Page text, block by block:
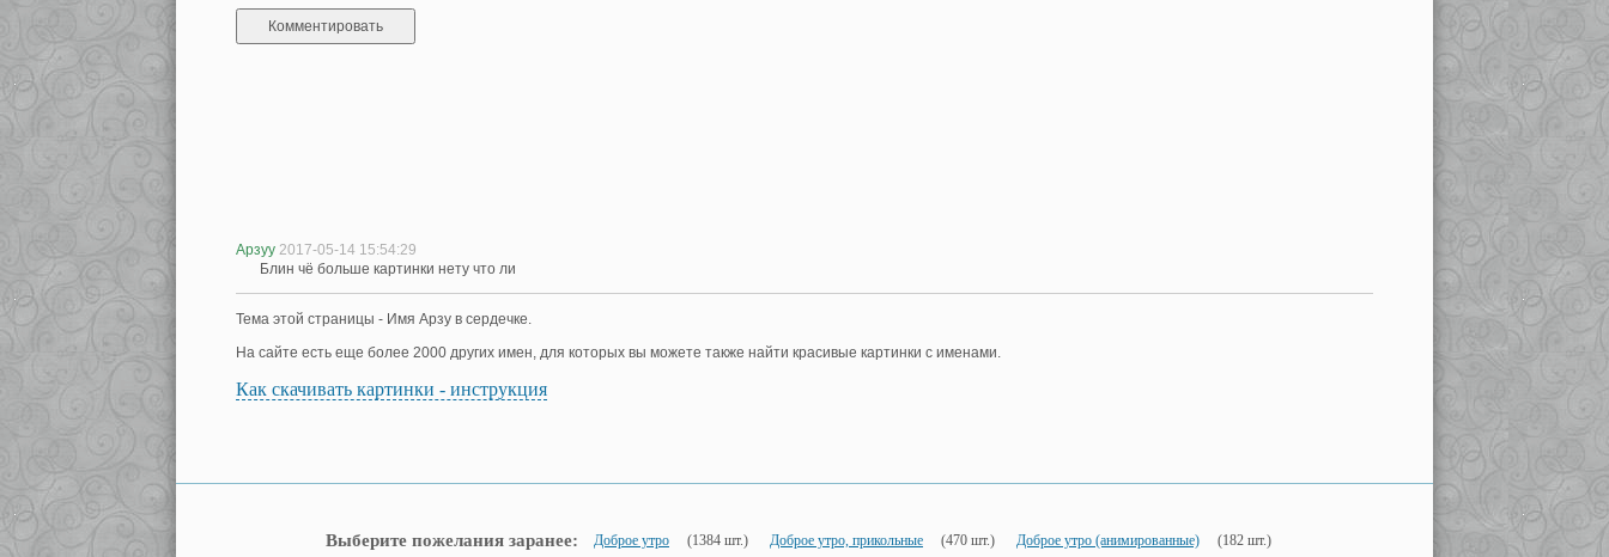
Арзуу 2017-05-14 15:54:29
Блин чё больше картинки нету что ли
Тема этой страницы - Имя Арзу в сердечке.
На сайте есть еще более 2000 других имен, для которых вы можете также найти красивые картинки с именами.
Как скачивать картинки - инструкция
Выберите пожелания заранее: Доброе утро (1384 шт.) Доброе утро, прикольные (470 шт.) Доброе утро (анимированные) (182 шт.)